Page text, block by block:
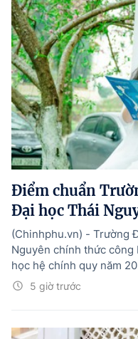
Điểm chuẩn
Đại học Thái
5 giờ trước
(Chinhphu.vn) - Trường
Nguyên chính thức
học hệ chính quy năm